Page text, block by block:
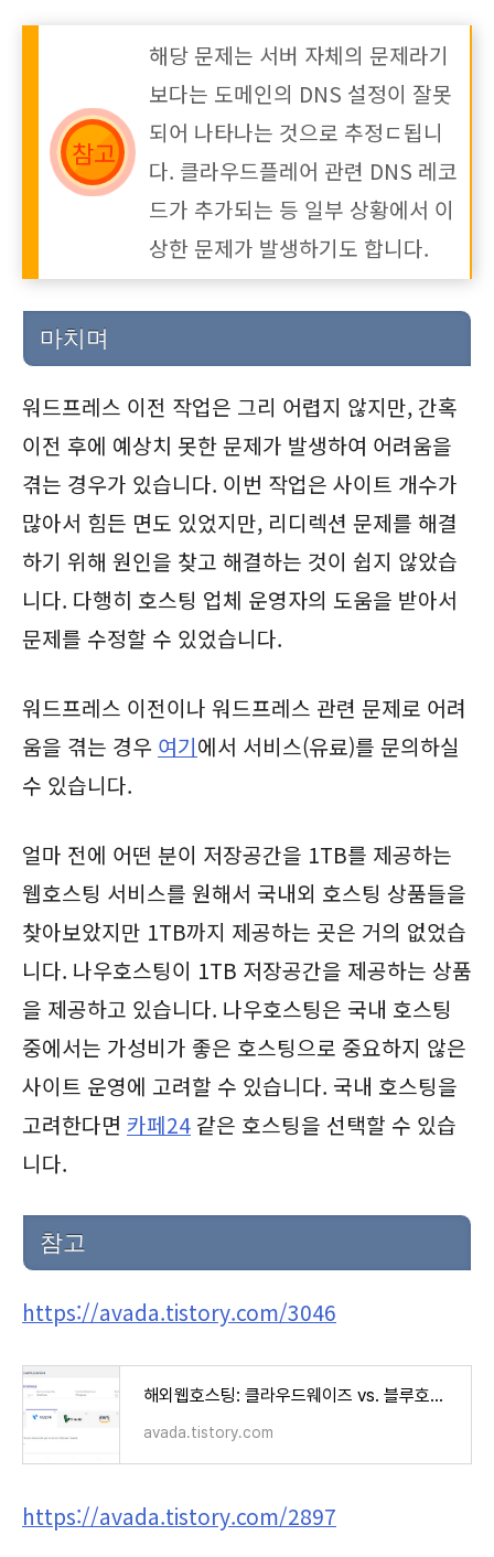
해당 문제는 서버 자체의 문제라기
보다는 도메인의 DNS 설정이 잘못
되어 나타나는 것으로 추정ㄷ됩니
다. 클라우드플레어 관련 DNS 레코
드가 추가되는 등 일부 상황에서 이
상한 문제가 발생하기도 합니다.
마치며
워드프레스 이전 작업은 그리 어렵지 않지만, 간혹
이전 후에 예상치 못한 문제가 발생하여 어려움을
겪는 경우가 있습니다. 이번 작업은 사이트 개수가
많아서 힘든 면도 있었지만, 리디렉션 문제를 해결
하기 위해 원인을 찾고 해결하는 것이 쉽지 않았습
니다. 다행히 호스팅 업체 운영자의 도움을 받아서
문제를 수정할 수 있었습니다.
워드프레스 이전이나 워드프레스 관련 문제로 어려
움을 겪는 경우 여기에서 서비스(유료)를 문의하실
수 있습니다.
얼마 전에 어떤 분이 저장공간을 1TB를 제공하는
웹호스팅 서비스를 원해서 국내외 호스팅 상품들을
찾아보았지만 1TB까지 제공하는 곳은 거의 없었습
니다. 나우호스팅이 1TB 저장공간을 제공하는 상품
을 제공하고 있습니다. 나우호스팅은 국내 호스팅
중에서는 가성비가 좋은 호스팅으로 중요하지 않은
사이트 운영에 고려할 수 있습니다. 국내 호스팅을
고려한다면 카페24 같은 호스팅을 선택할 수 있습
니다.
참고
https://avada.tistory.com/3046
해외웹호스팅: 클라우드웨이즈 vs. 블루호스트 vs. 카페24 비교 (Cloudways vs. Bluehost vs. Cafe24)
avada.tistory.com
https://avada.tistory.com/2897